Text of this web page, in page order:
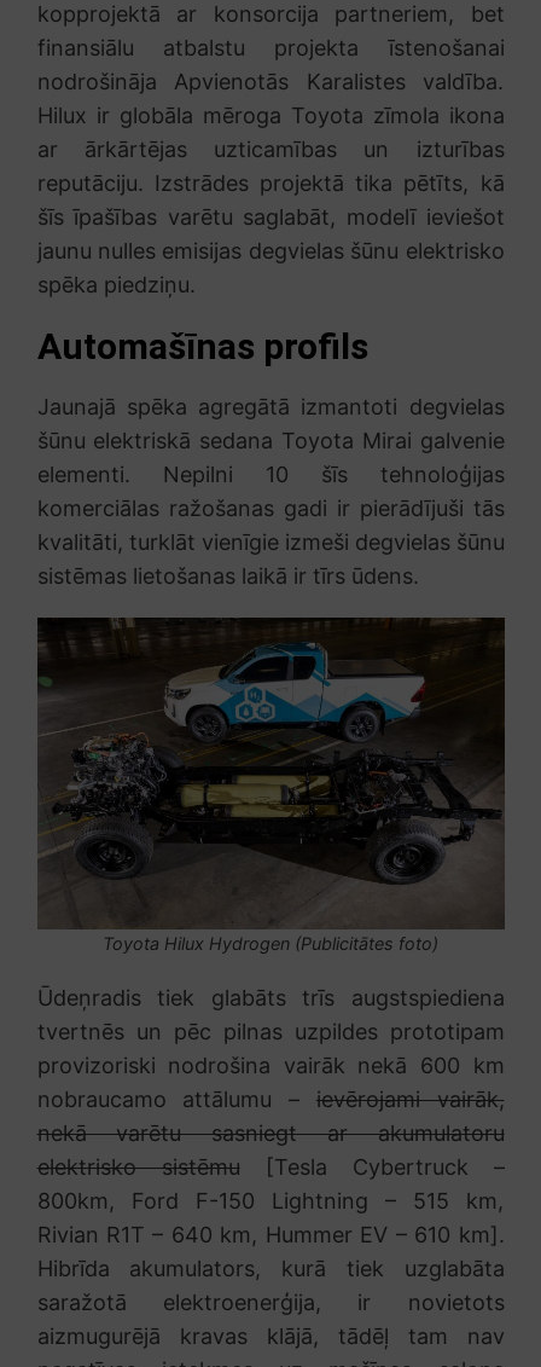
kopprojektā ar konsorcija partneriem, bet
finansiālu atbalstu projekta īstenošanai
nodrošināja Apvienotās Karalistes valdība.
Hilux ir globāla mēroga Toyota zīmola ikona
ar ārkārtējas uzticamības un izturības
reputāciju. Izstrādes projektā tika pētīts, kā
šīs īpašības varētu saglabāt, modelī ieviešot
jaunu nulles emisijas degvielas šūnu elektrisko
spēka piedziņu.
Automašīnas profils
Jaunajā spēka agregātā izmantoti degvielas
šūnu elektriskā sedana Toyota Mirai galvenie
elementi. Nepilni 10 šīs tehnoloģijas
komerciālas ražošanas gadi ir pierādījuši tās
kvalitāti, turklāt vienīgie izmeši degvielas šūnu
sistēmas lietošanas laikā ir tīrs ūdens.
Toyota Hilux Hydrogen (Publicitātes foto)
Ūdeņradis tiek glabāts trīs augstspiediena
tvertnēs un pēc pilnas uzpildes prototipam
provizoriski nodrošina vairāk nekā 600 km
nobraucamo attālumu – ievērojami vairāk,
nekā varētu sasniegt ar akumulatoru
elektrisko sistēmu[Tesla Cybertruck –
800km, Ford F-150 Lightning – 515 km,
Rivian R1T – 640 km, Hummer EV – 610 km].
Hibrīda akumulators, kurā tiek uzglabāta
saražotā elektroenerģija, ir novietots
aizmugurējā kravas klājā, tādēļ tam nav